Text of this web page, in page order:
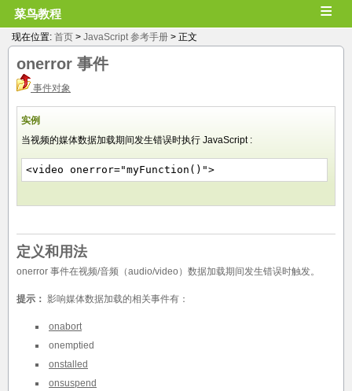
菜鸟教程 ≡
现在位置: 首页 > JavaScript 参考手册 > 正文
onerror 事件
事件对象
实例
当视频的媒体数据加载期间发生错误时执行 JavaScript :
<video onerror="myFunction()">
定义和用法
onerror 事件在视频/音频（audio/video）数据加载期间发生错误时触发。
提示： 影响媒体数据加载的相关事件有：
onabort
onemptied
onstalled
onsuspend